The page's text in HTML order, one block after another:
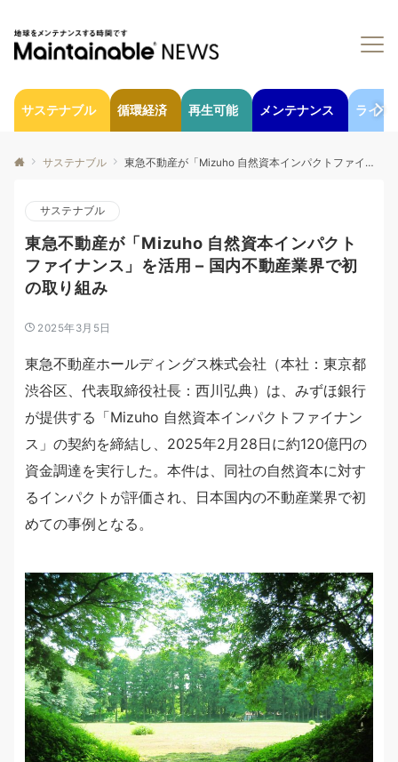
サステナブル 循環経済 再生可能 メンテナンス ライフ
サステナブル 東急不動産が「Mizuho 自然資本インパクトファイナンス」を活用 – 国内不動産業界で初の取り組み
サステナブル
東急不動産が「Mizuho 自然資本インパクト
ファイナンス」を活用 – 国内不動産業界で初
の取り組み
2025年3月5日
東急不動産ホールディングス株式会社（本社：東京都
渋谷区、代表取締役社長：西川弘典）は、みずほ銀行
が提供する「Mizuho 自然資本インパクトファイナン
ス」の契約を締結し、2025年2月28日に約120億円の
資金調達を実行した。本件は、同社の自然資本に対す
るインパクトが評価され、日本国内の不動産業界で初
めての事例となる。